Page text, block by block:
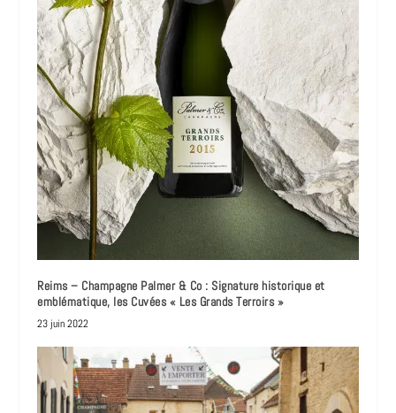
Reims – Champagne Palmer & Co : Signature historique et
emblématique, les Cuvées « Les Grands Terroirs »
23 juin 2022